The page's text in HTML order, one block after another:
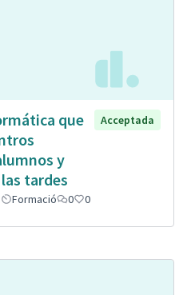
que
y
tardes
Acceptada
Formació 0 0